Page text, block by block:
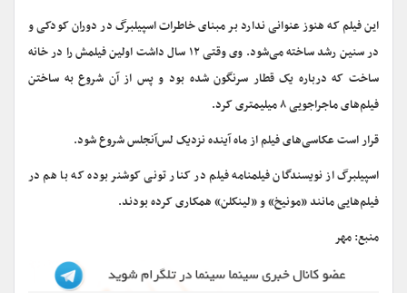
این فیلم که هنوز عنوانی ندارد بر مبنای خاطرات اسپیلبرگ در دوران کودکی و
در سنین رشد ساخته می‌شود. وی وقتی ۱۲ سال داشت اولین فیلمش را در خانه
ساخت که درباره یک قطار سرنگون شده بود و پس از آن شروع به ساختن
فیلم‌های ماجراجویی ۸ میلیمتری کرد.
قرار است عکاسی‌های فیلم از ماه آینده نزدیک لس‌آنجلس شروع شود.
اسپیلبرگ از نویسندگان فیلمنامه فیلم در کنار تونی کوشنر بوده که با هم در
فیلم‌هایی مانند «مونیخ» و «لینکلن» همکاری کرده بودند.
منبع: مهر